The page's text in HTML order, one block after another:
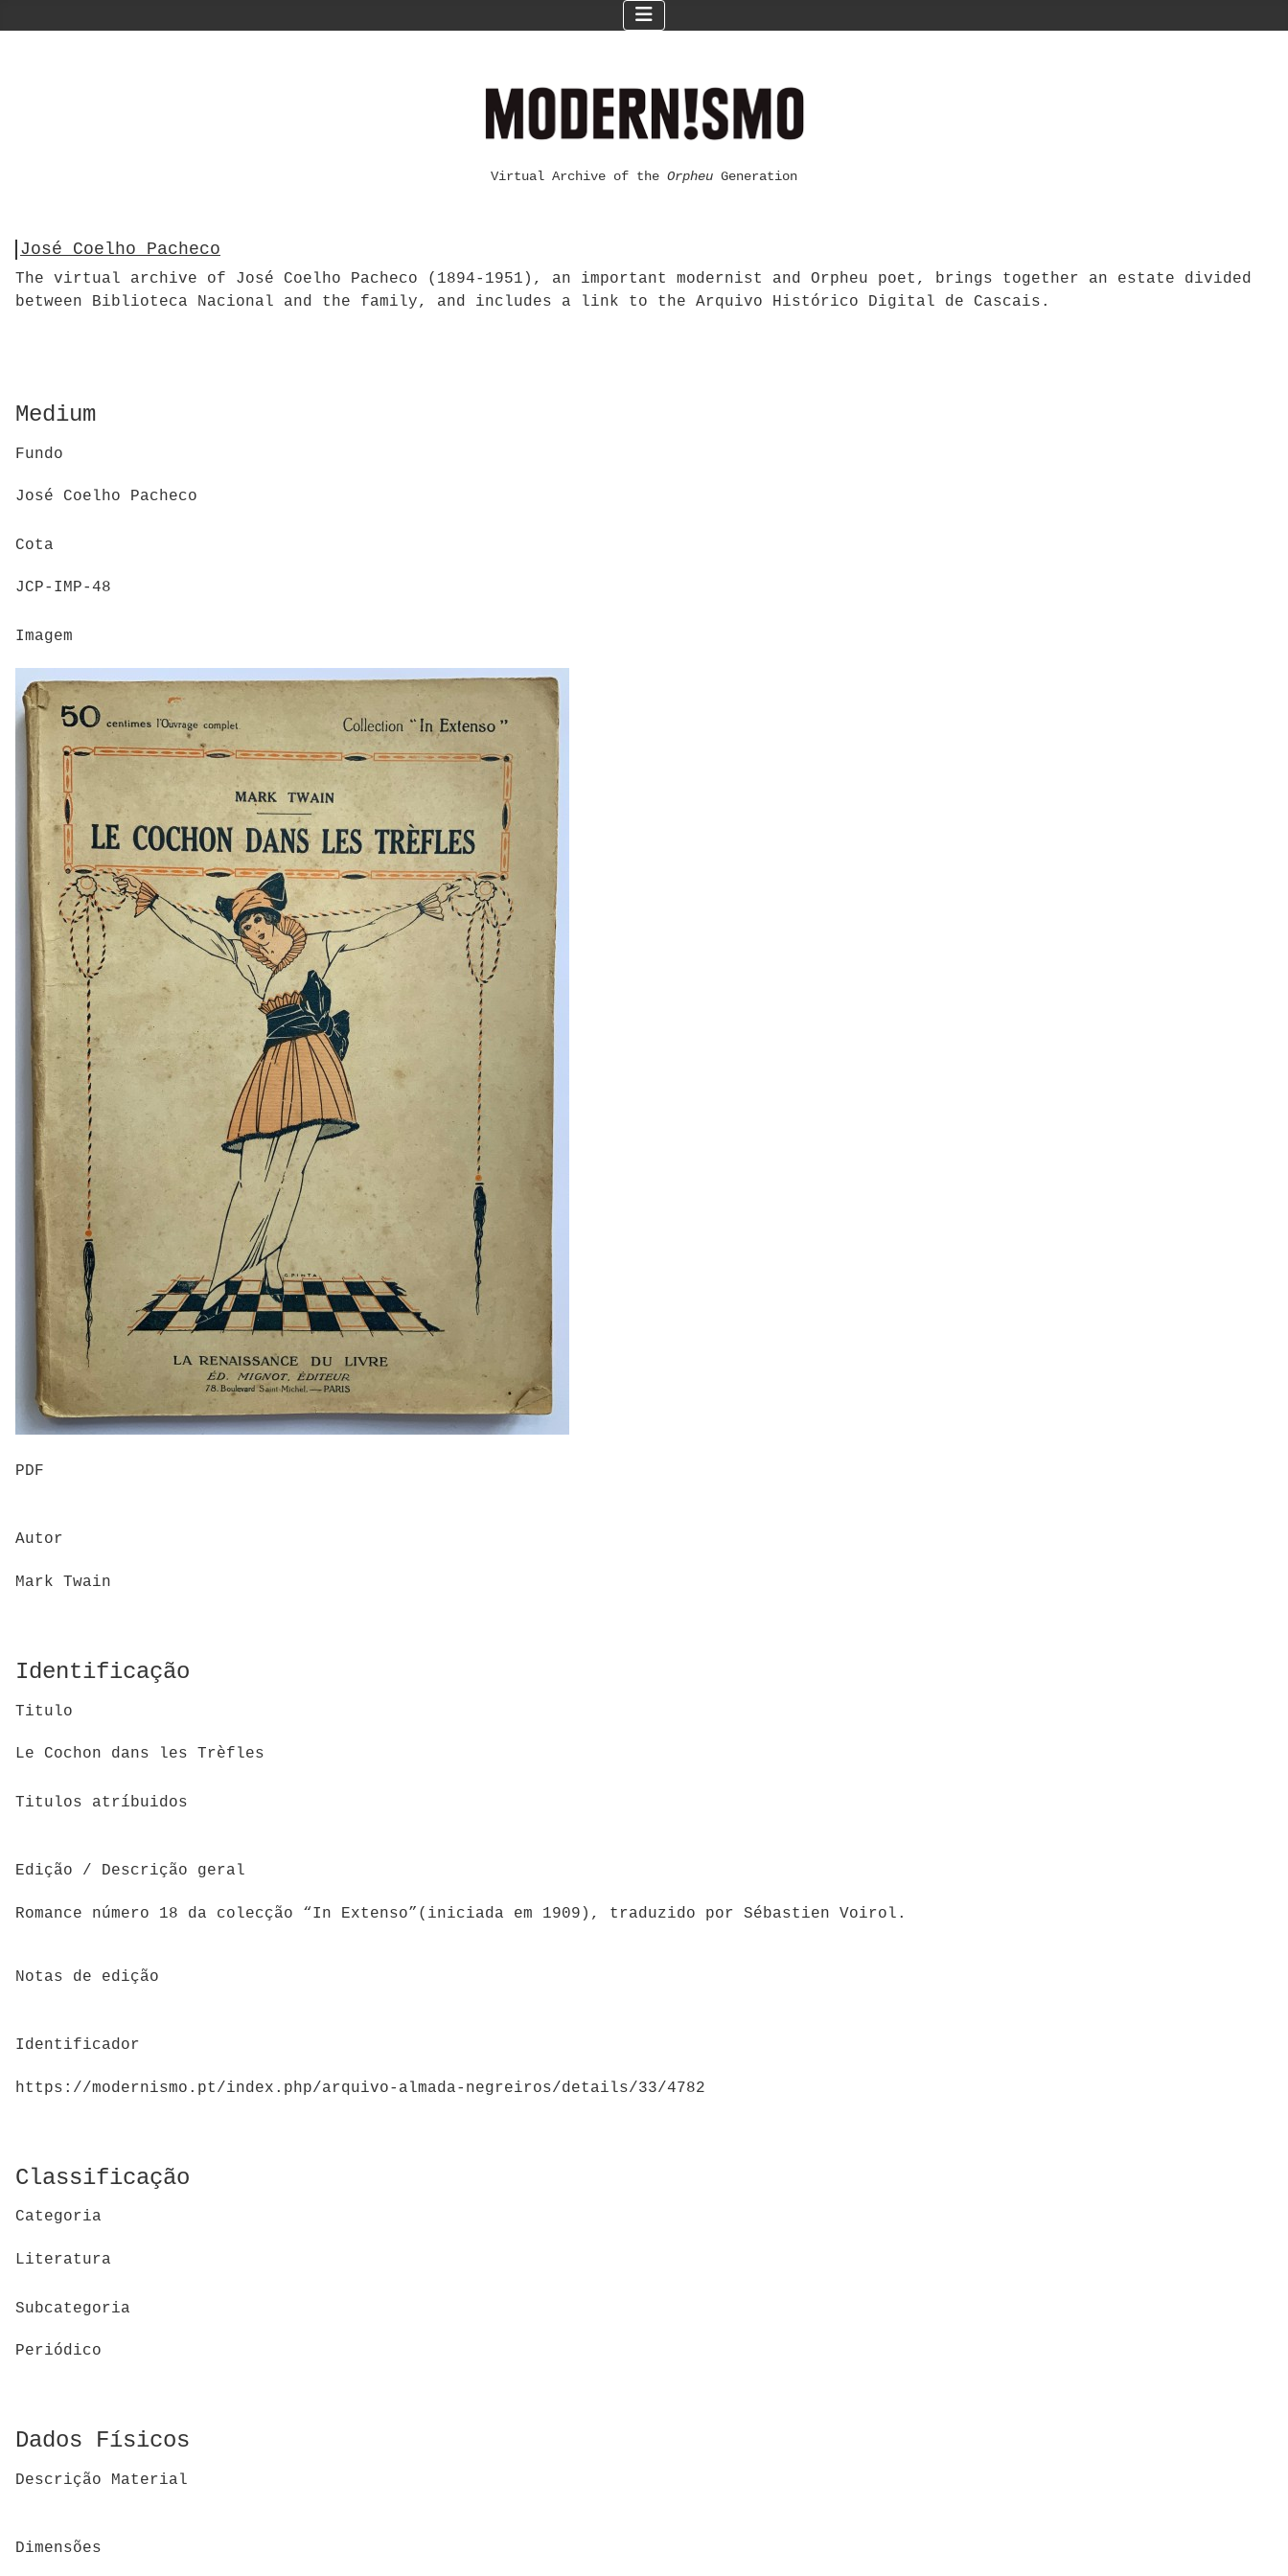
Virtual Archive of the Orpheu Generation
José Coelho Pacheco
The virtual archive of José Coelho Pacheco (1894-1951), an important modernist and Orpheu poet, brings together an estate divided
between Biblioteca Nacional and the family, and includes a link to the Arquivo Histórico Digital de Cascais.
Medium
Fundo
José Coelho Pacheco
Cota
JCP-IMP-48
Imagem
PDF
Autor
Mark Twain
Identificação
Titulo
Le Cochon dans les Trèfles
Titulos atríbuidos
Edição / Descrição geral
Romance número 18 da colecção “In Extenso”(iniciada em 1909), traduzido por Sébastien Voirol.
Notas de edição
Identificador
https://modernismo.pt/index.php/arquivo-almada-negreiros/details/33/4782
Classificação
Categoria
Literatura
Subcategoria
Periódico
Dados Físicos
Descrição Material
Dimensões